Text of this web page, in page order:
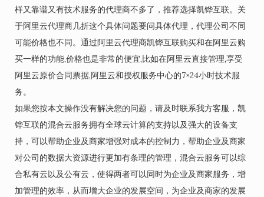
样又靠谱又有技术服务的代理商不多了，推荐选择凯铧互联。关
于阿里云代理商几折这个具体问题要问具体代理，代理公司不同
可能价格也不同。通过阿里云代理商凯铧互联购买和在阿里云购
买一样的功能,价格也是非常的便宜,比如在阿里云直接管理,享受
阿里云原价合同票据,阿里云和授权服务中心的7×24小时技术服
务。
如果您按本文操作没有解决您的问题，请及时联系我方客服，凯
铧互联的混合云服务拥有全球云计算的支持以及强大的设备支
持，可以帮助企业及商家增强对成本的控制力，帮助企业及商家
对公司的数据大资源进行更加有条理的管理，混合云服务可以综
合私有云以及公有云，使得两者可以同时为企业及商家服务，增
加管理的效率，从而增大企业的发展空间，为企业及商家的发展